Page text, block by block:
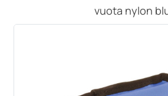
vuota nylon